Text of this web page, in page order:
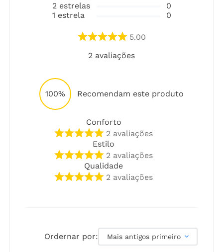
2 estrelas
1 estrela
0
0
5.00
2 avaliações
100% Recomendam este produto
Conforto
2 avaliações
Estilo
2 avaliações
Qualidade
2 avaliações
Ordernar por: Mais antigos primeiro